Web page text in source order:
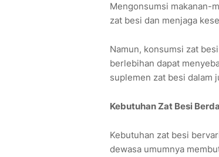
Mengonsumsi makanan-
zat besi dan menjaga
Namun, konsumsi zat
berlebihan dapat
suplemen zat besi dalam
Kebutuhan Zat Besi
Kebutuhan zat besi
dewasa umumnya